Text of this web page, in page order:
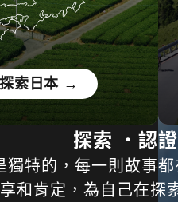
探索日本 →
探索 ．認
特的，每一則故事
和肯定，為自己在探